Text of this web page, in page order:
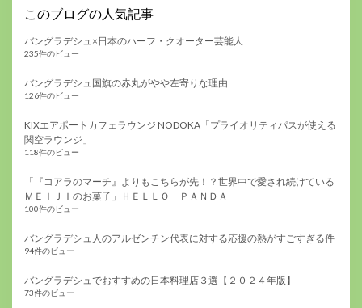
このブログの人気記事
バングラデシュ×日本のハーフ・クオーター芸能人
235件のビュー
バングラデシュ国旗の赤丸がやや左寄りな理由
126件のビュー
KIXエアポートカフェラウンジ NODOKA「プライオリティパスが使える
関空ラウンジ」
118件のビュー
「『コアラのマーチ』よりもこちらが先！？世界中で愛され続けている
ＭＥＩＪＩのお菓子」ＨＥＬＬＯ ＰＡＮＤＡ
100件のビュー
バングラデシュ人のアルゼンチン代表に対する応援の熱がすごすぎる件
94件のビュー
バングラデシュでおすすめの日本料理店３選【２０２４年版】
73件のビュー